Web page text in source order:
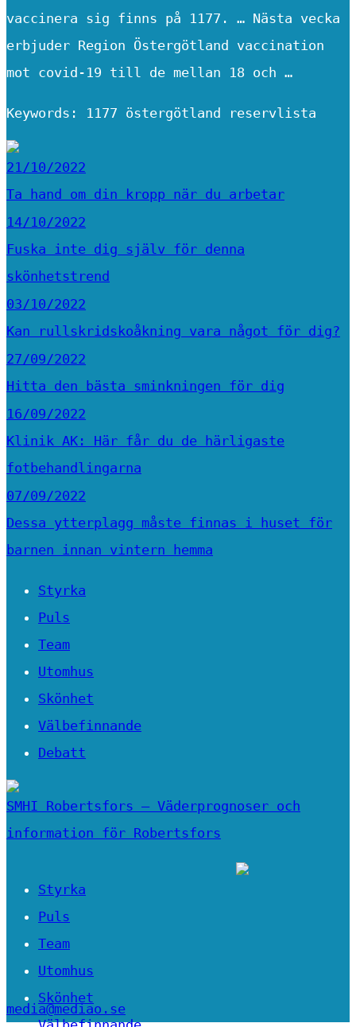
vaccinera sig finns på 1177. … Nästa vecka
erbjuder Region Östergötland vaccination
mot covid-19 till de mellan 18 och …
Keywords: 1177 östergötland reservlista
21/10/2022
Ta hand om din kropp när du arbetar
14/10/2022
Fuska inte dig själv för denna
skönhetstrend
03/10/2022
Kan rullskridskoåkning vara något för dig?
27/09/2022
Hitta den bästa sminkningen för dig
16/09/2022
Klinik AK: Här får du de härligaste
fotbehandlingarna
07/09/2022
Dessa ytterplagg måste finnas i huset för
barnen innan vintern hemma
Styrka
Puls
Team
Utomhus
Skönhet
Välbefinnande
Debatt
SMHI Robertsfors – Väderprognoser och
information för Robertsfors
Styrka
Puls
Team
Utomhus
Skönhet
media@mediao.se